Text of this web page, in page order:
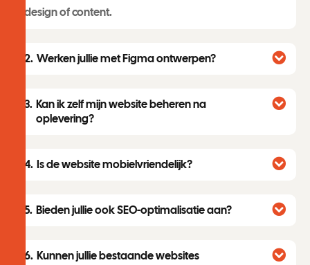
design of content.
Werken jullie met Figma ontwerpen?
Kan ik zelf mijn website beheren na
oplevering?
Is de website mobielvriendelijk?
Bieden jullie ook SEO-optimalisatie aan?
Kunnen jullie bestaande websites